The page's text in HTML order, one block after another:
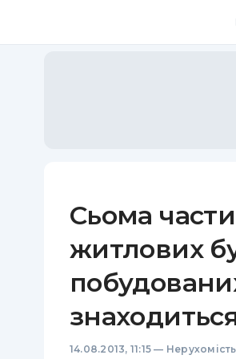
Сьома
житлових
14.08.2013, 11:15 — Нерухомість